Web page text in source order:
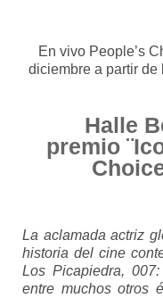
En vivo People’s
diciembre a partir de
Halle
premio
La aclamada actriz
historia del cine
Los Picapiedra,
entre muchos otros